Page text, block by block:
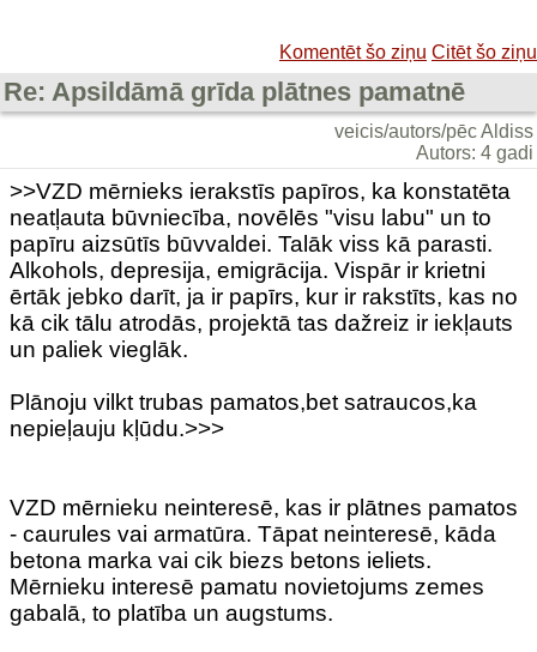
Komentēt šo ziņu Citēt šo ziņu
Re: Apsildāmā grīda plātnes pamatnē
veicis/autors/pēc Aldiss
Autors: 4 gadi
>>VZD mērnieks ierakstīs papīros, ka konstatēta
neatļauta būvniecība, novēlēs "visu labu" un to
papīru aizsūtīs būvvaldei. Talāk viss kā parasti.
Alkohols, depresija, emigrācija. Vispār ir krietni
ērtāk jebko darīt, ja ir papīrs, kur ir rakstīts, kas no
kā cik tālu atrodās, projektā tas dažreiz ir iekļauts
un paliek vieglāk.
Plānoju vilkt trubas pamatos,bet satraucos,ka
nepieļauju kļūdu.>>>
VZD mērnieku neinteresē, kas ir plātnes pamatos
- caurules vai armatūra. Tāpat neinteresē, kāda
betona marka vai cik biezs betons ieliets.
Mērnieku interesē pamatu novietojums zemes
gabalā, to platība un augstums.